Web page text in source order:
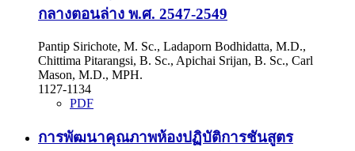
กลางตอนล่าง พ.ศ. 2547-2549
Pantip Sirichote, M. Sc., Ladaporn Bodhidatta, M.D.,
Chittima Pitarangsi, B. Sc., Apichai Srijan, B. Sc., Carl
Mason, M.D., MPH.
1127-1134
PDF
การพัฒนาคุณภาพห้องปฏิบัติการชันสูตร